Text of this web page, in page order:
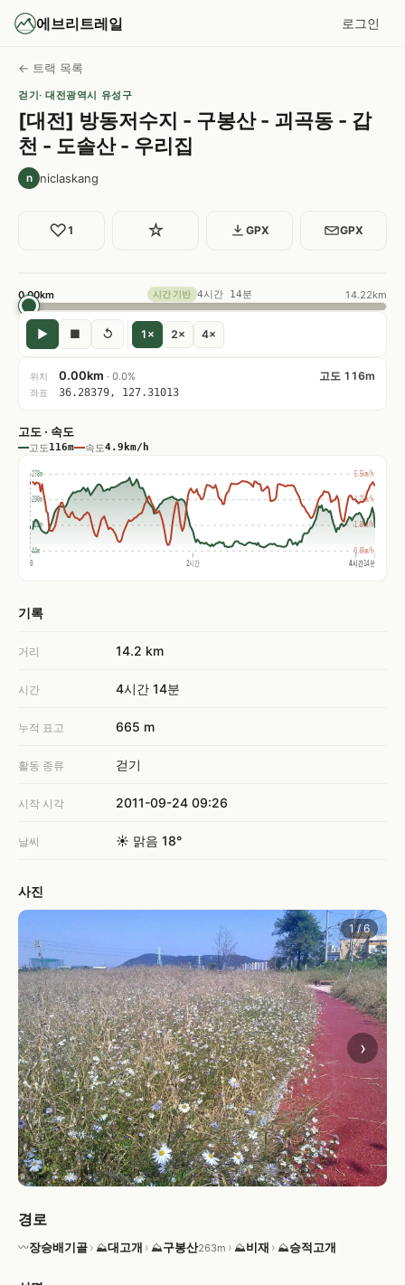
에브리트레일 로그인
← 트랙 목록
걷기· 대전광역시 유성구
[대전] 방동저수지 - 구봉산 - 괴곡동 - 갑
천 - 도솔산 - 우리집
n niclaskang
♡1 ☆ GPX GPX
0.00km 시간 기반 4시간 14분 14.22km
▶ ■ ↺ 1× 2× 4×
위치 0.00km · 0.0% 고도 116m
좌표 36.28379, 127.31013
고도 · 속도
고도116m 속도4.9km/h
0 2시간 4시간
4시간14분
278m
200m
122m
44m
5.5km/h
3.7km/h
1.8km/h
0.0km/h
기록
거리 14.2 km
시간 4시간 14분
누적 표고 665 m
활동 종류 걷기
시작 시각 2011-09-24 09:26
날씨 ☀️ 맑음 18°
사진
›
1 / 6
경로
〰장승배기골› ⛰대고개 › ⛰구봉산263m › ⛰비재 › ⛰승적고개